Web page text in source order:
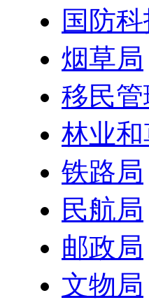
国防
烟草局
移民管
林业
铁路局
民航局
邮政局
文物局